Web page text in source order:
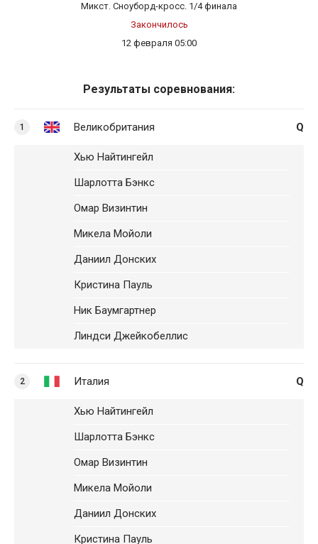
Микст. Сноуборд-кросс. 1/4 финала
Закончилось
12 февраля 05:00
Результаты соревнования:
1 Великобритания Q
Хью Найтингейл
Шарлотта Бэнкс
Омар Визинтин
Микела Мойоли
Даниил Донских
Кристина Пауль
Ник Баумгартнер
Линдси Джейкобеллис
2 Италия Q
Хью Найтингейл
Шарлотта Бэнкс
Омар Визинтин
Микела Мойоли
Даниил Донских
Кристина Пауль